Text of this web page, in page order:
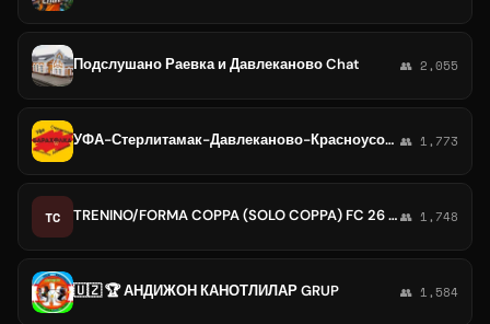
Подслушано Раевка и Давлеканово Chat 👥 2,055
УФА-Стерлитамак-Давлеканово-Красноусольск Купи💰Продай💰Работа 🛠ИНФО⚠️ 👥 1,773
TC TRENINO/FORMA COPPA (SOLO COPPA) FC 26 KANOTTARI👥 1,748
🇺🇿 🏆 АНДИЖОН КАНОТЛИЛАР GRUP 👥 1,584